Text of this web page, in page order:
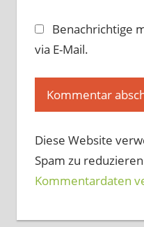
Benachrichtige
via E-Mail.
Diese Website
Spam zu
Kommentardaten